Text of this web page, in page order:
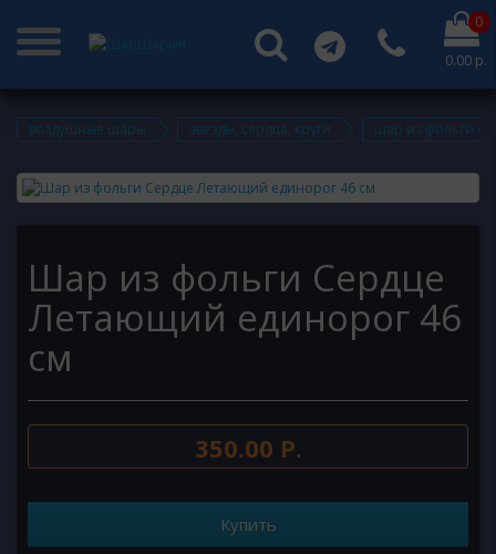
0
0.00 р.
воздушные шары звезды, сердца, круги шар из фольги
Шар из фольги Сердце
Летающий единорог 46
см
350.00 Р.
Купить